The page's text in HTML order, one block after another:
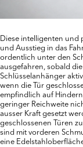
Diese intelligenten und
und Ausstieg in das
ordentlich unter den
ausgefahren, sobald
Schlüsselanhänger
wenn die Tür
empfindlich auf
geringer Reichweite
ausser Kraft gesetzt
geschlossenen Türen
sind mit vorderen
eine